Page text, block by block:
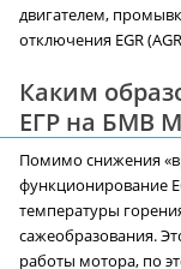
двигателем,
отключения EGR
Каким
ЕГР на БМВ
Помимо снижения
функционирование
температуры
сажеобразования.
работы мотора, по